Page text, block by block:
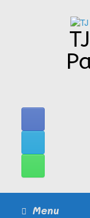
Menu